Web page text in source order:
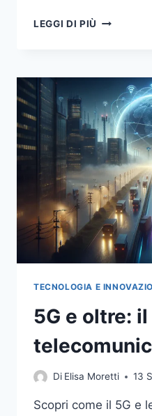
LEGGI DI PIÙ LA
COME
CAMBIERÀ
LA
NOSTRA
VITA
TECNOLOGIA E
5G e oltre:
Di Elisa Moretti 13
Scopri come il 5G e